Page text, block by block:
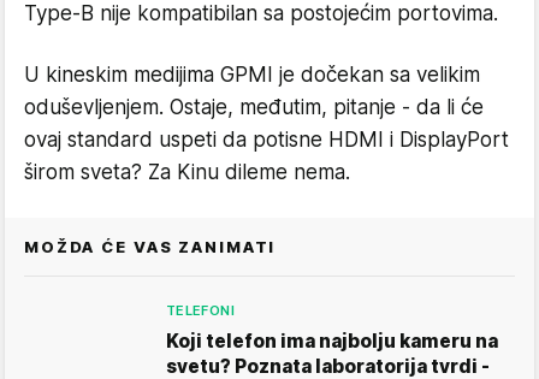
Type-B nije kompatibilan sa postojećim portovima.
U kineskim medijima GPMI je dočekan sa velikim
oduševljenjem. Ostaje, međutim, pitanje - da li će
ovaj standard uspeti da potisne HDMI i DisplayPort
širom sveta? Za Kinu dileme nema.
MOŽDA ĆE VAS ZANIMATI
TELEFONI
Koji telefon ima najbolju kameru na
svetu? Poznata laboratorija tvrdi -